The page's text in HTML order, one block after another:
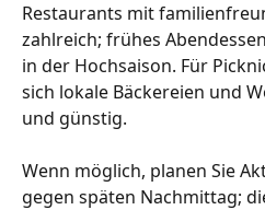
Restaurants mit
zahlreich; frühes
in der Hochsaison. Für
sich lokale Bäckereien und
und günstig.
Wenn möglich, planen Sie
gegen späten Nachmittag;